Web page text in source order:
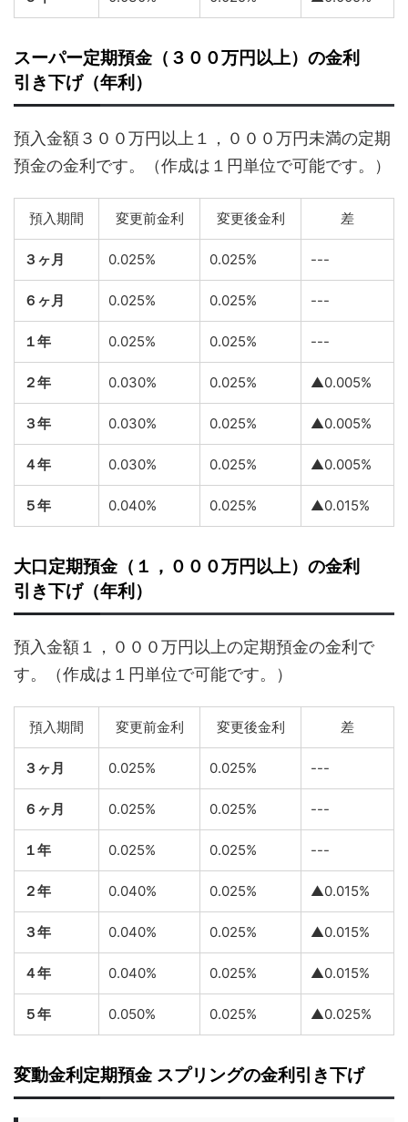
スーパー定期預金（３００万円以上）の金利
引き下げ（年利）
預入金額３００万円以上１，０００万円未満の定期
預金の金利です。（作成は１円単位で可能です。）
預入期間 変更前金利 変更後金利 差
３ヶ月 0.025% 0.025% ---
６ヶ月 0.025% 0.025% ---
１年 0.025% 0.025% ---
２年 0.030% 0.025% ▲0.005%
３年 0.030% 0.025% ▲0.005%
４年 0.030% 0.025% ▲0.005%
５年 0.040% 0.025% ▲0.015%
大口定期預金（１，０００万円以上）の金利
引き下げ（年利）
預入金額１，０００万円以上の定期預金の金利で
す。（作成は１円単位で可能です。）
預入期間 変更前金利 変更後金利 差
３ヶ月 0.025% 0.025% ---
６ヶ月 0.025% 0.025% ---
１年 0.025% 0.025% ---
２年 0.040% 0.025% ▲0.015%
３年 0.040% 0.025% ▲0.015%
４年 0.040% 0.025% ▲0.015%
５年 0.050% 0.025% ▲0.025%
変動金利定期預金 スプリングの金利引き下げ